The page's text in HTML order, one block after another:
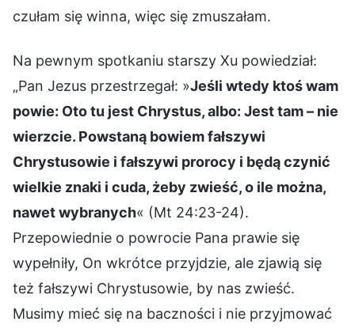
czułam się winna, więc się zmuszałam.
Na pewnym spotkaniu starszy Xu powiedział:
„Pan Jezus przestrzegał: »Jeśli wtedy ktoś wam
powie: Oto tu jest Chrystus, albo: Jest tam – nie
wierzcie. Powstaną bowiem fałszywi
Chrystusowie i fałszywi prorocy i będą czynić
wielkie znaki i cuda, żeby zwieść, o ile można,
nawet wybranych« (Mt 24:23-24).
Przepowiednie o powrocie Pana prawie się
wypełniły, On wkrótce przyjdzie, ale zjawią się
też fałszywi Chrystusowie, by nas zwieść.
Musimy mieć się na baczności i nie przyjmować